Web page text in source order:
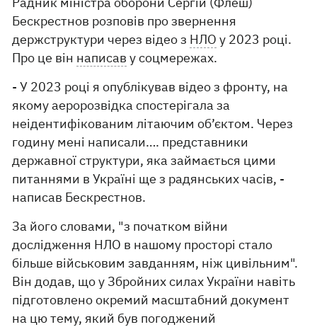
Бескрестнов розповів про звернення
держструктури через відео з НЛО у 2023 році.
Про це він написав у соцмережах.
- У 2023 році я опублікував відео з фронту, на
якому аеророзвідка спостерігала за
неідентифікованим літаючим об’єктом. Через
годину мені написали…. представники
державної структури, яка займається цими
питаннями в Україні ще з радянських часів, -
написав Бескрестнов.
За його словами, "з початком війни
дослідження НЛО в нашому просторі стало
більше військовим завданням, ніж цивільним".
Він додав, що у Збройних силах України навіть
підготовлено окремий масштабний документ
на цю тему, який був погоджений